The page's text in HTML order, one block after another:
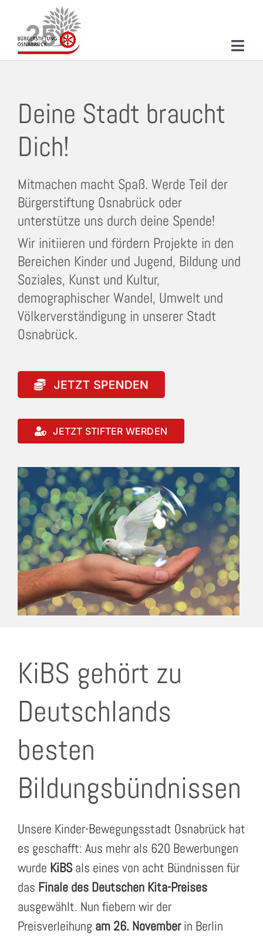
springen
MITMACHEN
VERANSTALTUNGEN
KONTAKT
SUCHE
Deine Stadt braucht
Dich!
Mitmachen macht Spaß. Werde Teil der
Bürgerstiftung Osnabrück oder
unterstütze uns durch deine Spende!
Wir initiieren und fördern Projekte in den
Bereichen Kinder und Jugend, Bildung und
Soziales, Kunst und Kultur,
demographischer Wandel, Umwelt und
Völkerverständigung in unserer Stadt
Osnabrück.
JETZT STIFTER WERDEN
KiBS gehört zu
Deutschlands
besten
Bildungsbündnissen
Unsere Kinder-Bewegungsstadt Osnabrück hat
es geschafft: Aus mehr als 620 Bewerbungen
wurde KiBS als eines von acht Bündnissen für
das Finale des Deutschen Kita-Preises
ausgewählt. Nun fiebern wir der
Preisverleihung am 26. Novemberin Berlin